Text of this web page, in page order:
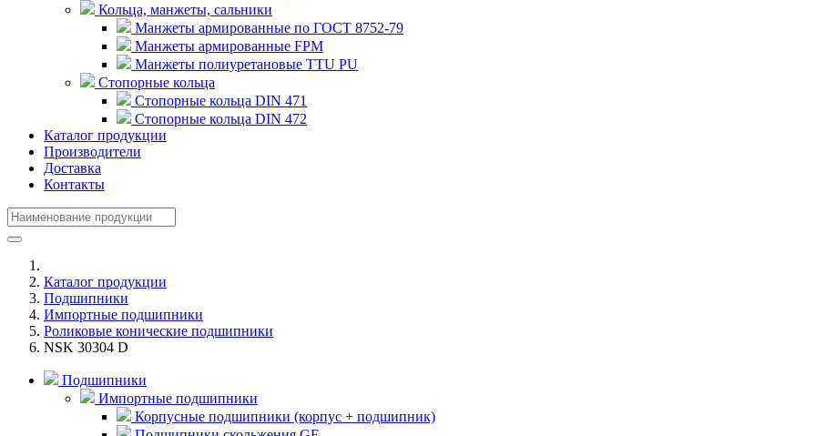
Кольца, манжеты, сальники
Манжеты армированные по ГОСТ 8752-79
Манжеты армированные FPM
Манжеты полиуретановые TTU PU
Стопорные кольца
Стопорные кольца DIN 471
Стопорные кольца DIN 472
Каталог продукции
Производители
Доставка
Контакты
Каталог продукции
Подшипники
Импортные подшипники
Роликовые конические подшипники
NSK 30304 D
Подшипники
Импортные подшипники
Корпусные подшипники (корпус + подшипник)